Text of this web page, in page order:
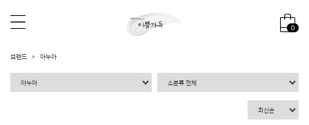
0
브랜드 아누아